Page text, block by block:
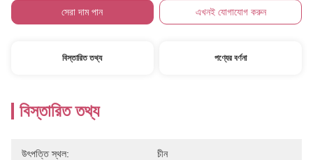
সেরা দাম পান এখনই যোগাযোগ করুন
বিস্তারিত তথ্য পণ্যের বর্ণনা
বিস্তারিত তথ্য
উৎপত্তি স্থল: চীন